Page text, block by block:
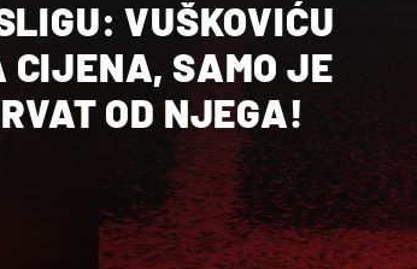
VUŠKOVIĆU
CIJENA, SAMO JE
OD NJEGA!